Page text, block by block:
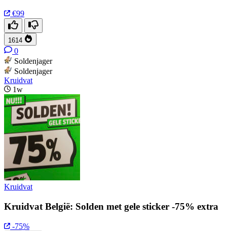
€99
1614
0
Soldenjager
Soldenjager
Kruidvat
1w
Kruidvat
Kruidvat België: Solden met gele sticker -75% extra
-75%